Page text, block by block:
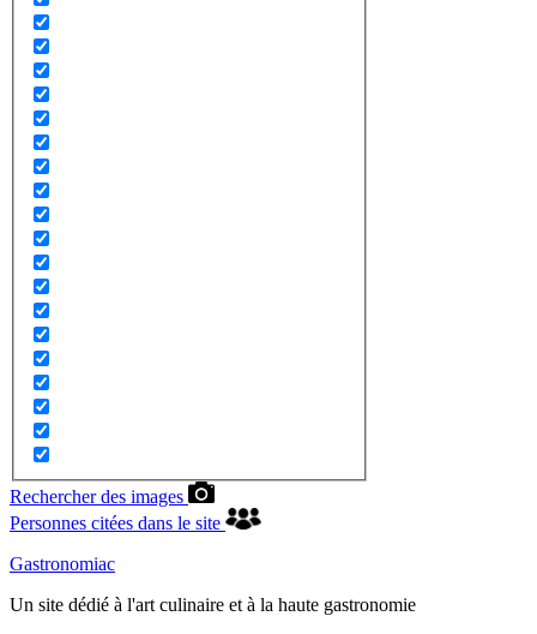
Rechercher des images
Personnes citées dans le site
Gastronomiac
Un site dédié à l'art culinaire et à la haute gastronomie